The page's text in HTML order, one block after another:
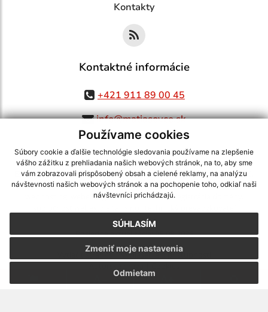
Používame cookies
Súbory cookie a ďalšie technológie sledovania používame na zlepšenie
vášho zážitku z prehliadania našich webových stránok, na to, aby sme
vám zobrazovali prispôsobený obsah a cielené reklamy, na analýzu
návštevnosti našich webových stránok a na pochopenie toho, odkiaľ naši
návštevníci prichádzajú.
SÚHLASÍM
Odmietam
Zmeniť moje nastavenia
Kontakty
Kontaktné informácie
+421 911 89 00 45
info@matiasovce.sk
využite možnosť získavania aktuálnych informácií s využitím RSS
CMS systém (redakčný) systém ECHELON 2,Mapa stránok,web portál
webex.digital, s.r.o.,domény,registrácia domény
Posledná aktualizácia:05.08.2026
Vytlačiť stránku|Vyhlásenie o prístupnosti